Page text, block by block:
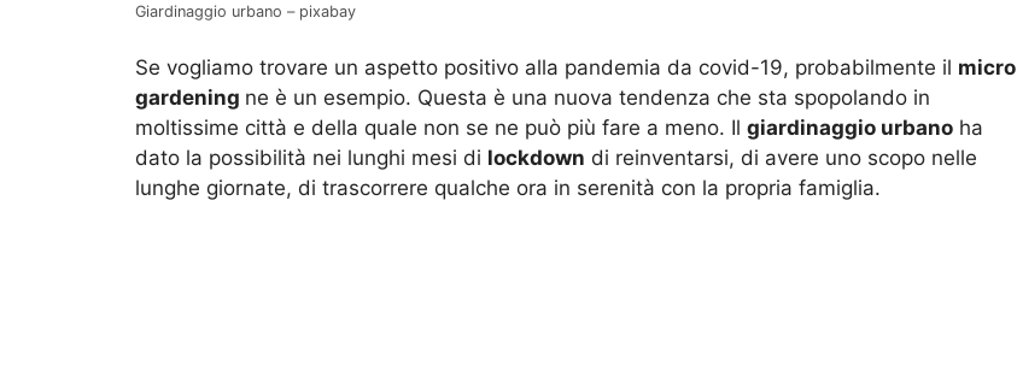
Giardinaggio urbano – pixabay
Se vogliamo trovare un aspetto positivo alla pandemia da covid-19, probabilmente il micro
gardening ne è un esempio. Questa è una nuova tendenza che sta spopolando in
moltissime città e della quale non se ne può più fare a meno. Il giardinaggio urbano ha
dato la possibilità nei lunghi mesi di lockdown di reinventarsi, di avere uno scopo nelle
lunghe giornate, di trascorrere qualche ora in serenità con la propria famiglia.